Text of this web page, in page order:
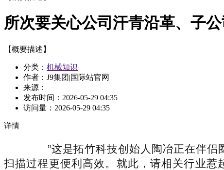
所次要关心公司汗青沿革、子
【概要描述】
分类： 机械知识
作者：J9集团|国际站官网
来源：
发布时间： 2026-05-29 04:35
访问量： 2026-05-29 04:35
详情
”这是拓竹科技创始人陶冶正在伴侣
扫描过程更便利高效。就此，请相关行业